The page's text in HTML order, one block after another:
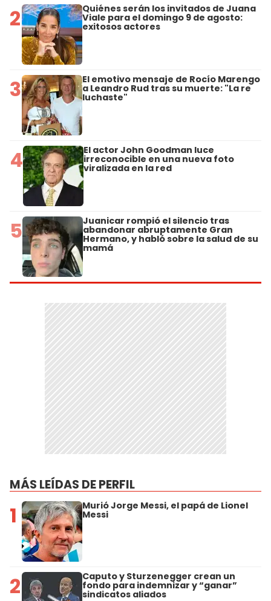
2 Quiénes serán los invitados de Juana
Viale para el domingo 9 de agosto:
exitosos actores
3 El emotivo mensaje de Rocío Marengo
a Leandro Rud tras su muerte: "La re
luchaste"
4 El actor John Goodman luce
irreconocible en una nueva foto
viralizada en la red
5 Juanicar rompió el silencio tras
abandonar abruptamente Gran
Hermano, y habló sobre la salud de su
mamá
MÁS LEÍDAS DE PERFIL
1 Murió Jorge Messi, el papá de Lionel
Messi
2 Caputo y Sturzenegger crean un
fondo para indemnizar y “ganar”
sindicatos aliados